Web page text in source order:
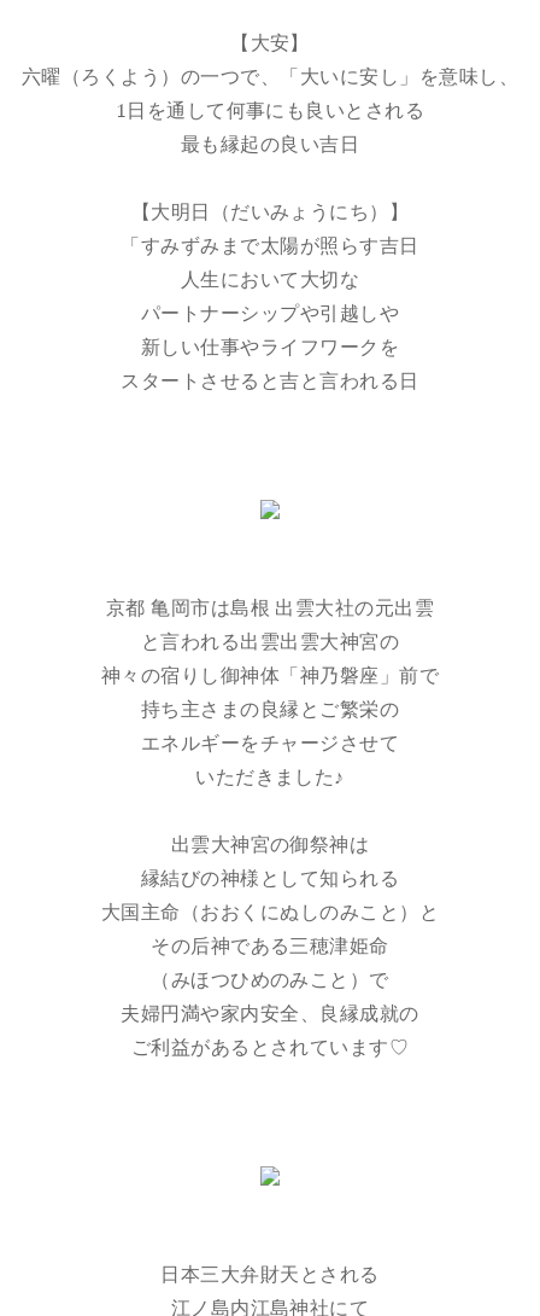
【大安】
六曜（ろくよう）の一つで、「大いに安し」を意味し、
1日を通して何事にも良いとされる
最も縁起の良い吉日
【大明日（だいみょうにち）】
「すみずみまで太陽が照らす吉日
人生において大切な
パートナーシップや引越しや
新しい仕事やライフワークを
スタートさせると吉と言われる日
京都 亀岡市は島根 出雲大社の元出雲
と言われる出雲出雲大神宮の
神々の宿りし御神体「神乃磐座」前で
持ち主さまの良縁とご繁栄の
エネルギーをチャージさせて
いただきました♪
出雲大神宮の御祭神は
縁結びの神様として知られる
大国主命（おおくにぬしのみこと）と
その后神である三穂津姫命
（みほつひめのみこと）で
夫婦円満や家内安全、良縁成就の
ご利益があるとされています♡
日本三大弁財天とされる
江ノ島内江島神社にて